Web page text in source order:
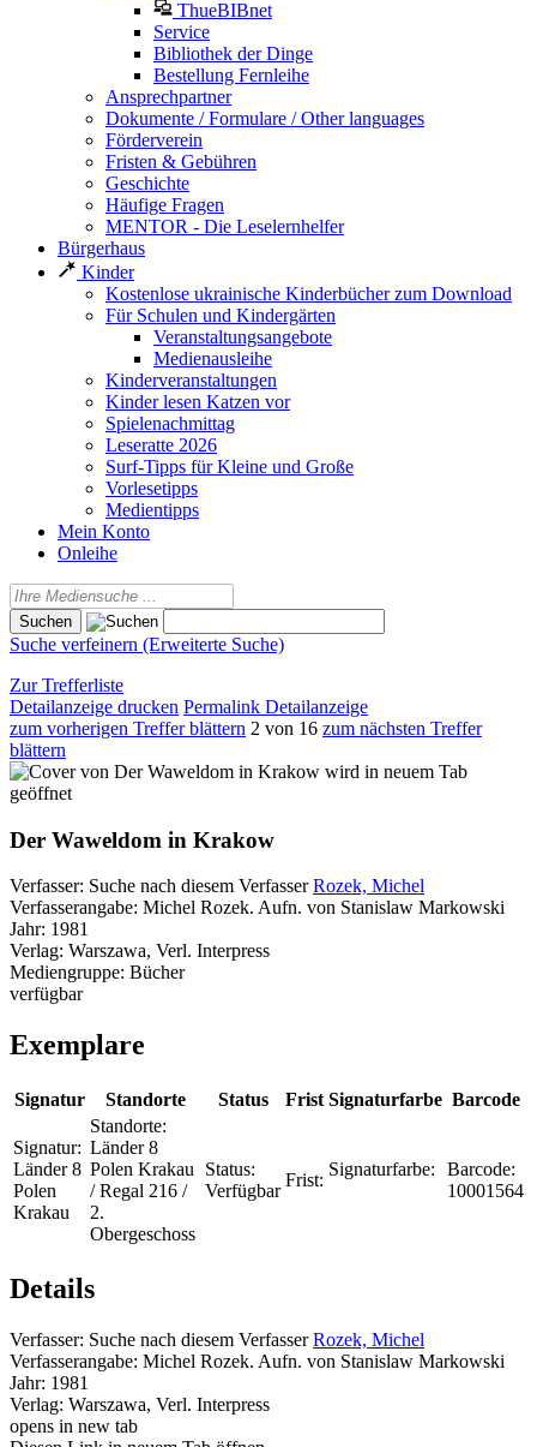
ThueBIBnet
Service
Bibliothek der Dinge
Bestellung Fernleihe
Ansprechpartner
Dokumente / Formulare / Other languages
Förderverein
Fristen & Gebühren
Geschichte
Häufige Fragen
MENTOR - Die Leselernhelfer
Bürgerhaus
Kinder
Kostenlose ukrainische Kinderbücher zum Download
Für Schulen und Kindergärten
Veranstaltungsangebote
Medienausleihe
Kinderveranstaltungen
Kinder lesen Katzen vor
Spielenachmittag
Leseratte 2026
Surf-Tipps für Kleine und Große
Vorlesetipps
Medientipps
Mein Konto
Onleihe
Suche verfeinern (Erweiterte Suche)
Zur Trefferliste
Detailanzeige drucken Permalink Detailanzeige
zum vorherigen Treffer blättern 2 von 16 zum nächsten Treffer
blättern
wird in neuem Tab
geöffnet
Der Waweldom in Krakow
Verfasser: Suche nach diesem Verfasser Rozek, Michel
Verfasserangabe: Michel Rozek. Aufn. von Stanislaw Markowski
Jahr: 1981
Verlag: Warszawa, Verl. Interpress
Mediengruppe: Bücher
verfügbar
Exemplare
Signatur Standorte Status Frist Signaturfarbe Barcode
Signatur:
Länder 8
Polen
Krakau
Standorte:
Länder 8
Polen Krakau
/ Regal 216 /
2.
Obergeschoss
Status:
Verfügbar
Frist:
Signaturfarbe:
Barcode:
10001564
Details
Verfasser: Suche nach diesem Verfasser Rozek, Michel
Verfasserangabe: Michel Rozek. Aufn. von Stanislaw Markowski
Jahr: 1981
Verlag: Warszawa, Verl. Interpress
opens in new tab